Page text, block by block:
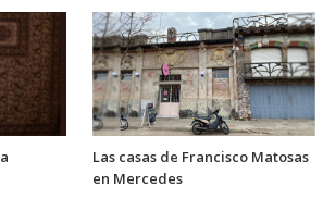
Las casas de Francisco Matosas
en Mercedes